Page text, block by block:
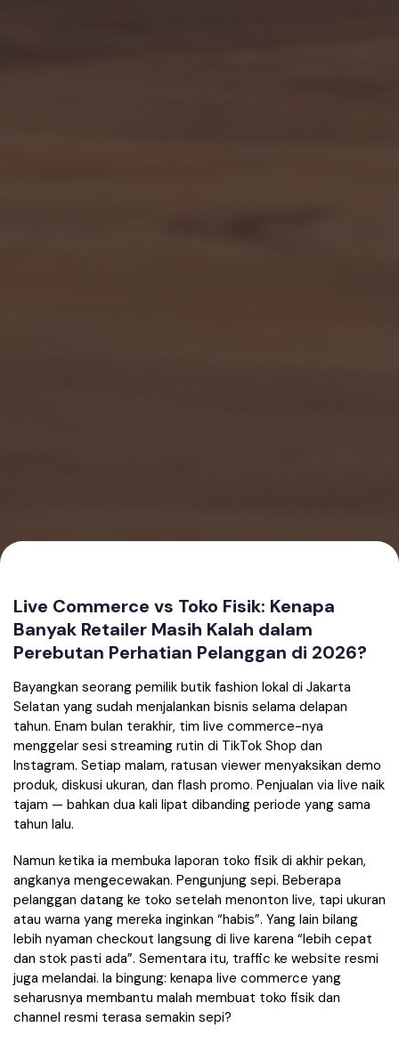
Live Commerce vs Toko Fisik: Kenapa
Banyak Retailer Masih Kalah dalam
Perebutan Perhatian Pelanggan di 2026?
Bayangkan seorang pemilik butik fashion lokal di Jakarta
Selatan yang sudah menjalankan bisnis selama delapan
tahun. Enam bulan terakhir, tim live commerce-nya
menggelar sesi streaming rutin di TikTok Shop dan
Instagram. Setiap malam, ratusan viewer menyaksikan demo
produk, diskusi ukuran, dan flash promo. Penjualan via live naik
tajam — bahkan dua kali lipat dibanding periode yang sama
tahun lalu.
Namun ketika ia membuka laporan toko fisik di akhir pekan,
angkanya mengecewakan. Pengunjung sepi. Beberapa
pelanggan datang ke toko setelah menonton live, tapi ukuran
atau warna yang mereka inginkan “habis”. Yang lain bilang
lebih nyaman checkout langsung di live karena “lebih cepat
dan stok pasti ada”. Sementara itu, traffic ke website resmi
juga melandai. Ia bingung: kenapa live commerce yang
seharusnya membantu malah membuat toko fisik dan
channel resmi terasa semakin sepi?